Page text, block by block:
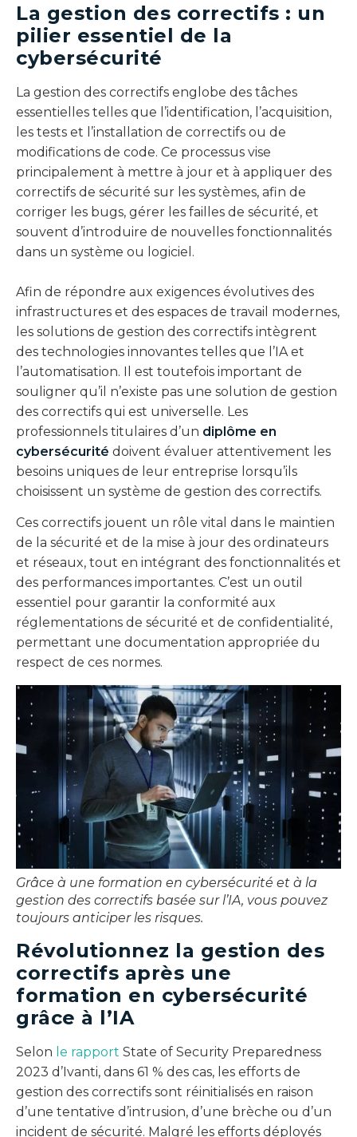
La gestion des correctifs : un
pilier essentiel de la
cybersécurité
La gestion des correctifs englobe des tâches
essentielles telles que l’identification, l’acquisition,
les tests et l’installation de correctifs ou de
modifications de code. Ce processus vise
principalement à mettre à jour et à appliquer des
correctifs de sécurité sur les systèmes, afin de
corriger les bugs, gérer les failles de sécurité, et
souvent d’introduire de nouvelles fonctionnalités
dans un système ou logiciel.
Afin de répondre aux exigences évolutives des
infrastructures et des espaces de travail modernes,
les solutions de gestion des correctifs intègrent
des technologies innovantes telles que l’IA et
l’automatisation. Il est toutefois important de
souligner qu’il n’existe pas une solution de gestion
des correctifs qui est universelle. Les
professionnels titulaires d’un diplôme en
cybersécurité doivent évaluer attentivement les
besoins uniques de leur entreprise lorsqu’ils
choisissent un système de gestion des correctifs.
Ces correctifs jouent un rôle vital dans le maintien
de la sécurité et de la mise à jour des ordinateurs
et réseaux, tout en intégrant des fonctionnalités et
des performances importantes. C’est un outil
essentiel pour garantir la conformité aux
réglementations de sécurité et de confidentialité,
permettant une documentation appropriée du
respect de ces normes.
Grâce à une formation en cybersécurité et à la
gestion des correctifs basée sur l’IA, vous pouvez
toujours anticiper les risques.
Révolutionnez la gestion des
correctifs après une
formation en cybersécurité
grâce à l’IA
Selon le rapport State of Security Preparedness
2023 d’Ivanti, dans 61 % des cas, les efforts de
gestion des correctifs sont réinitialisés en raison
d’une tentative d’intrusion, d’une brèche ou d’un
incident de sécurité. Malgré les efforts déployés